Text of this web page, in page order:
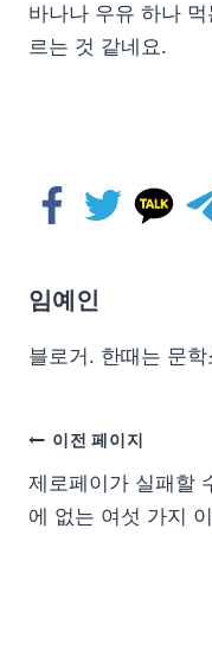
바나나 우유 하나
르는 것 같네요.
임예인
블로거. 한때는 문
이전 페이지
제로페이가 실패할
에 없는 여섯 가지